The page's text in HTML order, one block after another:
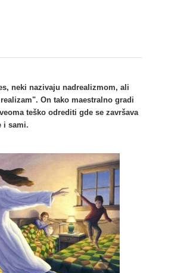
neki nazivaju nadrealizmom, ali
On tako maestralno gradi
teško odrediti gde se završava
i sami.